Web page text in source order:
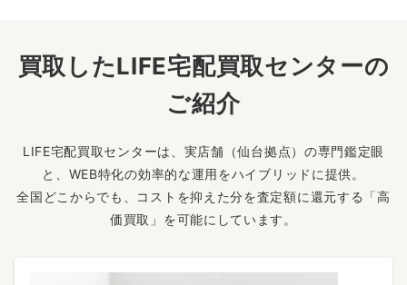
買取したLIFE宅配買取センターの
ご紹介
LIFE宅配買取センターは、実店舗（仙台拠点）の専門鑑定眼
と、WEB特化の効率的な運用をハイブリッドに提供。
全国どこからでも、コストを抑えた分を査定額に還元する「高
価買取」を可能にしています。